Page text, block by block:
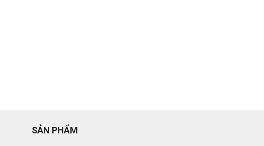
SẢN PHẨM